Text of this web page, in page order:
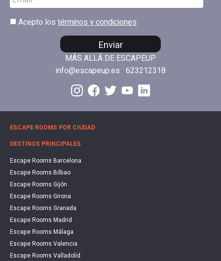
Acepto los términos y condiciones
Enviar
MÁS ALLÁ DE ESCAPEUP
info@escapeup.es 623212318
ESCAPE ROOMS POR CIUDAD
DESTINOS PRINCIPALES
Escape Rooms Barcelona
Escape Rooms Bilbao
Escape Rooms Gijón
Escape Rooms Girona
Escape Rooms Granada
Escape Rooms Madrid
Escape Rooms Málaga
Escape Rooms Valencia
Escape Rooms Valladolid